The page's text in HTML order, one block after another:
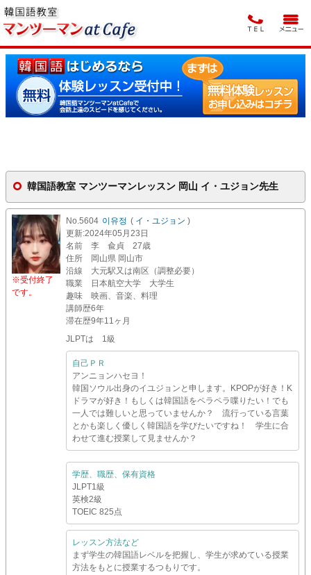
韓国語教室 マンツーマンレッスン 岡山 イ・ユジョン先生
※受付終了
です。
No.5604 이유정 ( イ・ユジョン )
更新:2024年05月23日
名前
李 兪貞 27歳
住所
岡山県 岡山市
沿線
大元駅又は南区（調整必要）
職業
日本航空大学 大学生
趣味
映画、音楽、料理
講師歴6年
滞在歴9年11ヶ月
JLPTは 1級
自己ＰＲ
アンニョンハセヨ！
韓国ソウル出身のイユジョンと申します。KPOPが好き！K
ドラマが好き！もしくは韓国語をペラペラ喋りたい！でも
一人では難しいと思っていませんか？ 流行っている言葉
とかも楽しく優しく韓国語を学びたいですね！ 学生に合
わせて進む授業して見ませんか？
学歴、職歴、保有資格
JLPT1級
英検2級
TOEIC 825点
レッスン方法など
まず学生の韓国語レベルを把握し、学生が求めている授業
方法をもとに授業するつもりです。